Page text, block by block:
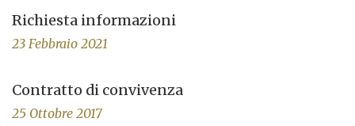
Richiesta informazioni
23 Febbraio 2021
Contratto di convivenza
25 Ottobre 2017